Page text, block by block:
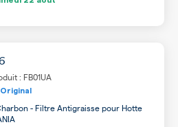
: FB01UA
Original
- Filtre Antigraisse pour Hotte